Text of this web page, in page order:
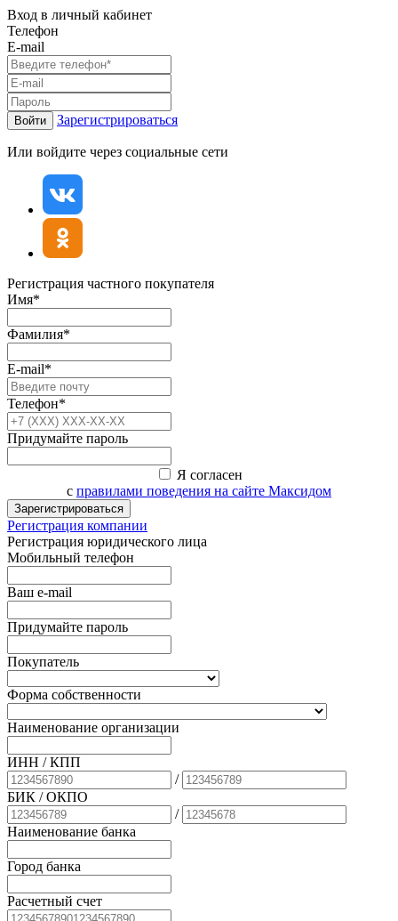
Вход в личный кабинет
Телефон
E-mail
Войти Зарегистрироваться
Или войдите через социальные сети
Регистрация частного покупателя
Имя*
Фамилия*
E-mail*
Телефон*
Придумайте пароль
Я согласен
с правилами поведения на сайте Максидом
Зарегистрироваться
Регистрация компании
Регистрация юридического лица
Мобильный телефон
Ваш e-mail
Придумайте пароль
Покупатель
Форма собственности
Наименование организации
ИНН / КПП
/
БИК / ОКПО
/
Наименование банка
Город банка
Расчетный счет